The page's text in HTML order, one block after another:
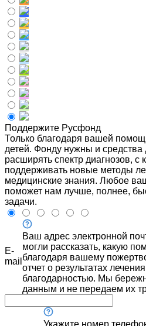
Поддержите Русфонд
Только благодаря вашей
детей. Фонду нужны и
расширять спектр диагнозов, с
поддерживать новые методы
медицинские знания. Любое
поможет нам лучше, полнее,
задачи.
E-
mail
Ваш адрес электронной
могли рассказать, какую
благодаря вашему
отчет о результатах
благодарностью. Мы
данным и не передаем их
Укажите номер